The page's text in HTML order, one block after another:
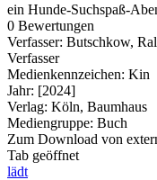
ein Hunde-Suchspaß-
0 Bewertungen
Verfasser: Butschkow,
Verfasser
Medienkennzeichen: Kin
Jahr: [2024]
Verlag: Köln, Baumhaus
Mediengruppe: Buch
Zum Download von
Tab geöffnet
lädt